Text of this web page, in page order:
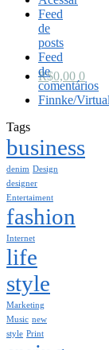
R$0,00 0
Feed
de
posts
Feed
de
comentários
Finnke/
Tags
business
denim Design
designer
Entertaiment
fashion
Internet
life
style
Marketing
Music new
style Print